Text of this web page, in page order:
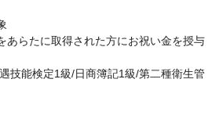
あらたに取得された方にお祝い金を授与
技能検定1級/日商簿記1級/第二種衛生管